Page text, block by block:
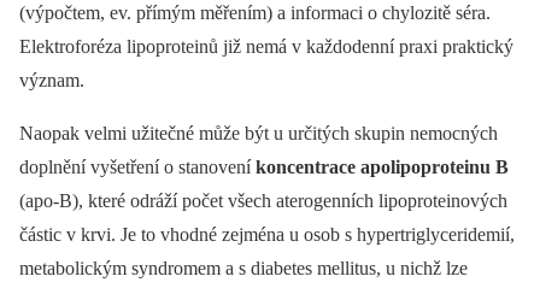
(výpočtem, ev. přímým měřením) a informaci o chylozitě séra.
Elektroforéza lipoproteinů již nemá v každodenní praxi praktický
význam.
Naopak velmi užitečné může být u určitých skupin nemocných
doplnění vyšetření o stanoveníkoncentrace apolipoproteinu B
(apo-B), které odráží počet všech aterogenních lipoproteinových
částic v krvi. Je to vhodné zejména u osob s hypertriglyceridemií,
metabolickým syndromem a s diabetes mellitus, u nichž lze